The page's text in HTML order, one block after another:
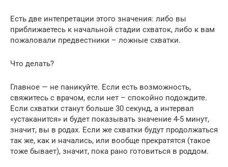
Есть две интепретации этого значения: либо вы
приближаетесь к начальной стадии схваток, либо к вам
пожаловали предвестники – ложные схватки.
Что делать?
Главное — не паникуйте. Если есть возможность,
свяжитесь с врачом, если нет – спокойно подождите.
Если схватки станут больше 30 секунд, а интервал
«устаканится» и будет показывать значение 4-5 минут,
значит, вы в родах. Если же схватки будут продолжаться
так же, как и начались, или вообще прекратятся (такое
тоже бывает), значит, пока рано готовиться в роддом.